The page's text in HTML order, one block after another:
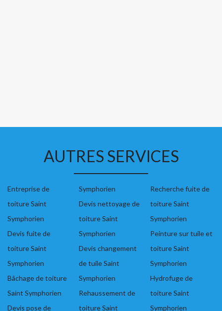
AUTRES SERVICES
Entreprise de
toiture Saint
Symphorien
Devis fuite de
toiture Saint
Symphorien
Bâchage de toiture
Saint Symphorien
Devis pose de
Symphorien
Devis nettoyage de
toiture Saint
Symphorien
Devis changement
de tuile Saint
Symphorien
Rehaussement de
toiture Saint
Recherche fuite de
toiture Saint
Symphorien
Peinture sur tuile et
toiture Saint
Symphorien
Hydrofuge de
toiture Saint
Symphorien